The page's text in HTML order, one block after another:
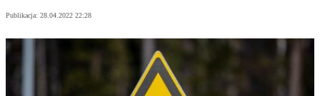
Publikacja: 28.04.2022 22:28